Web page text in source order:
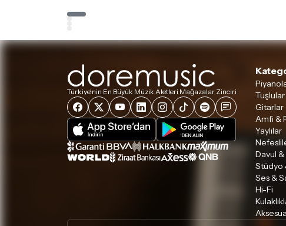
Türkiye'nin En Büyük Müzik Aletleri Mağazalar Zinciri
Tuşlular
Gitarlar
Amfi &
Yaylılar
Davul
Stüdyo
Ses &
Hi-Fi